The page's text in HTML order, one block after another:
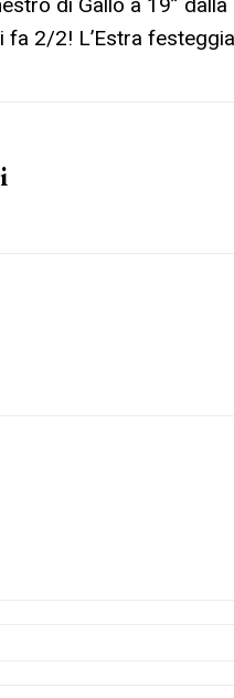
di Gallo a 19”
fa 2/2! L’Estra